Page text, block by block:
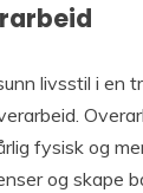
livsstil i en
fysisk og
og skape